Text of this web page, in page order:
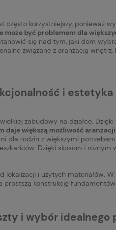
korzystniejszy, ponieważ
być problemem dla
się nad tym, jaki dom
związane z aranżacją
i estetyka
zabudowy na działce.
daje większą możliwość
dla rodzin z większymi
Dzięki skosom i
i użytych materiałów.
prostszą konstrukcję
i wybór idealnego